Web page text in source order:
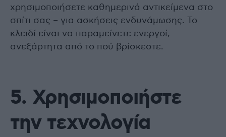
χρησιμοποιήσετε καθημερινά αντικείμενα στο
σπίτι σας – για ασκήσεις ενδυνάμωσης. Το
κλειδί είναι να παραμείνετε ενεργοί,
ανεξάρτητα από το πού βρίσκεστε.
5. Χρησιμοποιήστε
την τεχνολογία